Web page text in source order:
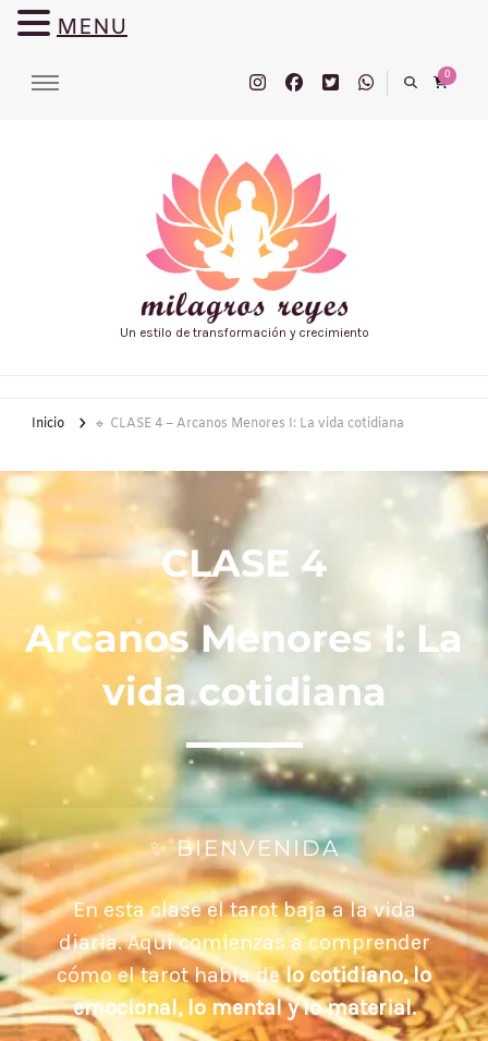
0
Un estilo de transformación y crecimiento
Inicio 🔹 CLASE 4 – Arcanos Menores I: La vida cotidiana
CLASE 4
Arcanos Menores I: La
vida cotidiana
✨ BIENVENIDA
En esta clase el tarot baja a la vida
diaria. Aquí comienzas a comprender
cómo el tarot habla delo cotidiano, lo
emocional, lo mental y lo material.
MENU